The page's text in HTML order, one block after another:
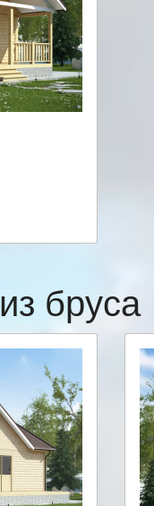
бруса